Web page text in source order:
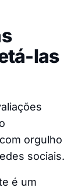
las
orgulho
sociais.
é um